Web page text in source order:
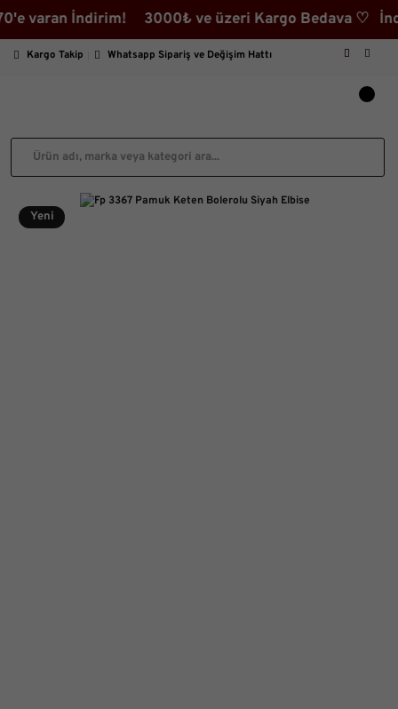
İndirim! 3000₺ ve üzeri Kargo Bedava ♡
Kargo Takip Whatsapp Sipariş ve Değişim Hattı
Yeni